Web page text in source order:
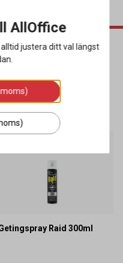
Raid 300ml
AllOffice
justera ditt val längst